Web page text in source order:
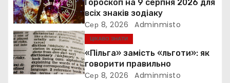
п
и
с
і
Гороскоп на 9 серпня 2026 для
всіх знаків зодіаку
Сер 8, 2026 Adminmisto
ЦІКАВО ЗНАТИ
«Пільга» замість «льготи»: як
говорити правильно
Сер 8, 2026 Adminmisto